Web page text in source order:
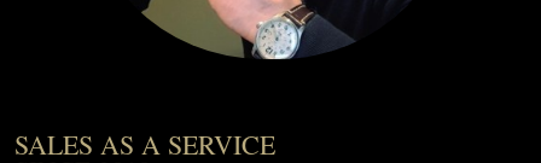
SALES AS A SERVICE